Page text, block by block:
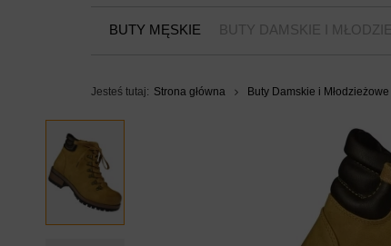
BUTY MĘSKIE BUTY DAMSKIE I
Jesteś tutaj: Strona główna Buty Damskie i Młodzieżowe